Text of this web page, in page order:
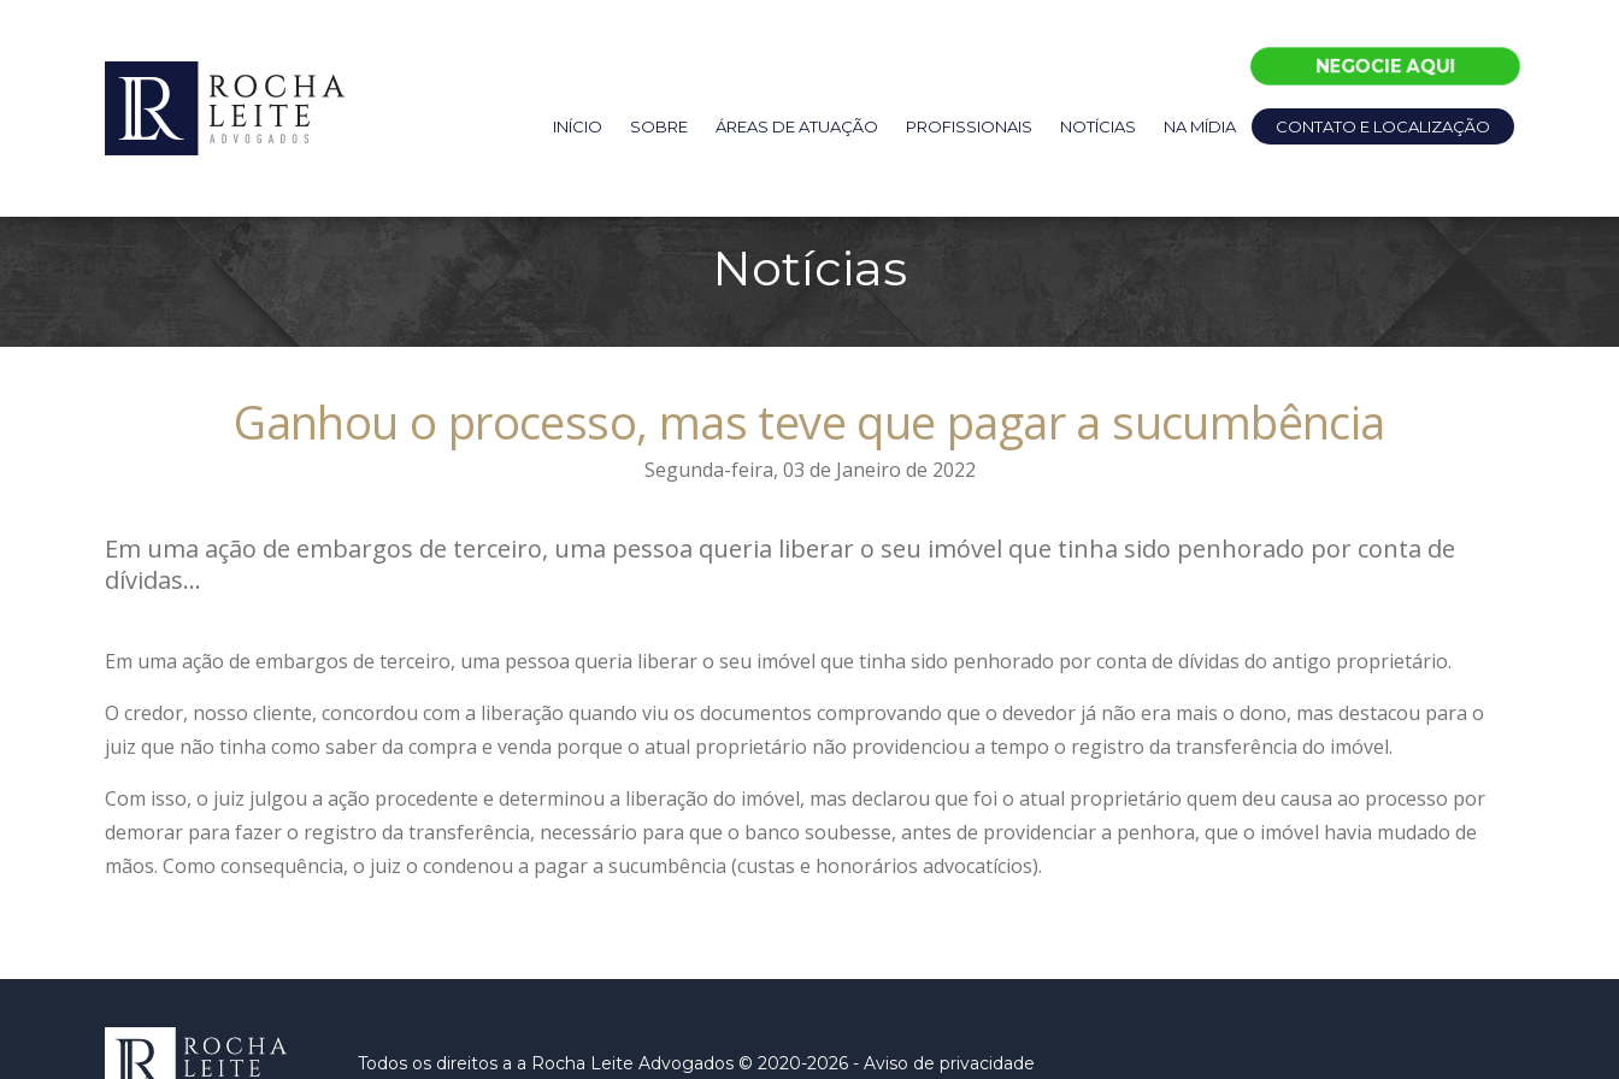
NEGOCIE AQUI
INÍCIO SOBRE ÁREAS DE ATUAÇÃO PROFISSIONAIS NOTÍCIAS NA MÍDIA CONTATO E LOCALIZAÇÃO
Notícias
Ganhou o processo, mas teve que pagar a sucumbência
Segunda-feira, 03 de Janeiro de 2022
Em uma ação de embargos de terceiro, uma pessoa queria liberar o seu imóvel que tinha sido penhorado por conta de
dívidas...
Em uma ação de embargos de terceiro, uma pessoa queria liberar o seu imóvel que tinha sido penhorado por conta de dívidas do antigo proprietário.
O credor, nosso cliente, concordou com a liberação quando viu os documentos comprovando que o devedor já não era mais o dono, mas destacou para o
juiz que não tinha como saber da compra e venda porque o atual proprietário não providenciou a tempo o registro da transferência do imóvel.
Com isso, o juiz julgou a ação procedente e determinou a liberação do imóvel, mas declarou que foi o atual proprietário quem deu causa ao processo por
demorar para fazer o registro da transferência, necessário para que o banco soubesse, antes de providenciar a penhora, que o imóvel havia mudado de
mãos. Como consequência, o juiz o condenou a pagar a sucumbência (custas e honorários advocatícios).
Todos os direitos a a Rocha Leite Advogados © 2020-2026 - Aviso de privacidade